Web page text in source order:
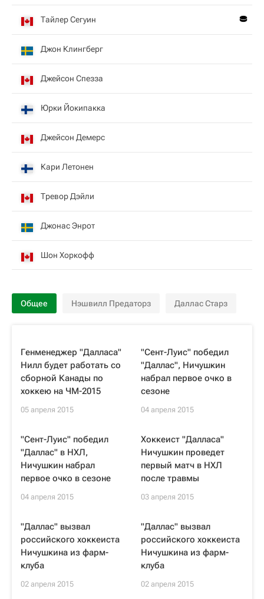
Тайлер Сегуин
Джон Клингберг
Джейсон Спезза
Юрки Йокипакка
Джейсон Демерс
Кари Летонен
Тревор Дэйли
Джонас Энрот
Шон Хоркофф
Общее Нэшвилл Предаторз Даллас Старз
Генменеджер "Далласа"
Нилл будет работать со
сборной Канады по
хоккею на ЧМ-2015
05 апреля 2015
"Сент-Луис" победил
"Даллас", Ничушкин
набрал первое очко в
сезоне
04 апреля 2015
"Сент-Луис" победил
"Даллас" в НХЛ,
Ничушкин набрал
первое очко в сезоне
04 апреля 2015
Хоккеист "Далласа"
Ничушкин проведет
первый матч в НХЛ
после травмы
03 апреля 2015
"Даллас" вызвал
российского хоккеиста
Ничушкина из фарм-
клуба
02 апреля 2015
"Даллас" вызвал
российского хоккеиста
Ничушкина из фарм-
клуба
02 апреля 2015